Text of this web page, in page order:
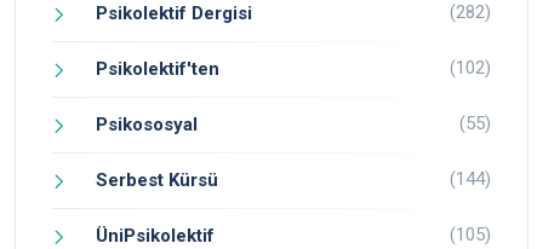
Psikolektif Dergisi (282)
Psikolektif'ten (102)
Psikososyal (55)
Serbest Kürsü (144)
ÜniPsikolektif (105)